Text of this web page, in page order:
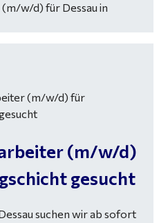
w/d) für Dessau in
(m/w/d)
gesucht
suchen wir ab sofort